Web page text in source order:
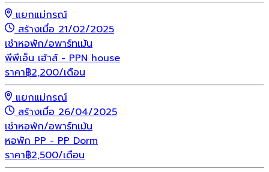
แยกแม่กรณ์
สร้างเมื่อ 21/02/2025
เช่าหอพัก/อพาร์ทเม้น
พีพีเอ็น เฮ้าส์ - PPN house
ราคา฿2,200/เดือน
แยกแม่กรณ์
สร้างเมื่อ 26/04/2025
เช่าหอพัก/อพาร์ทเม้น
หอพัก PP - PP Dorm
ราคา฿2,500/เดือน